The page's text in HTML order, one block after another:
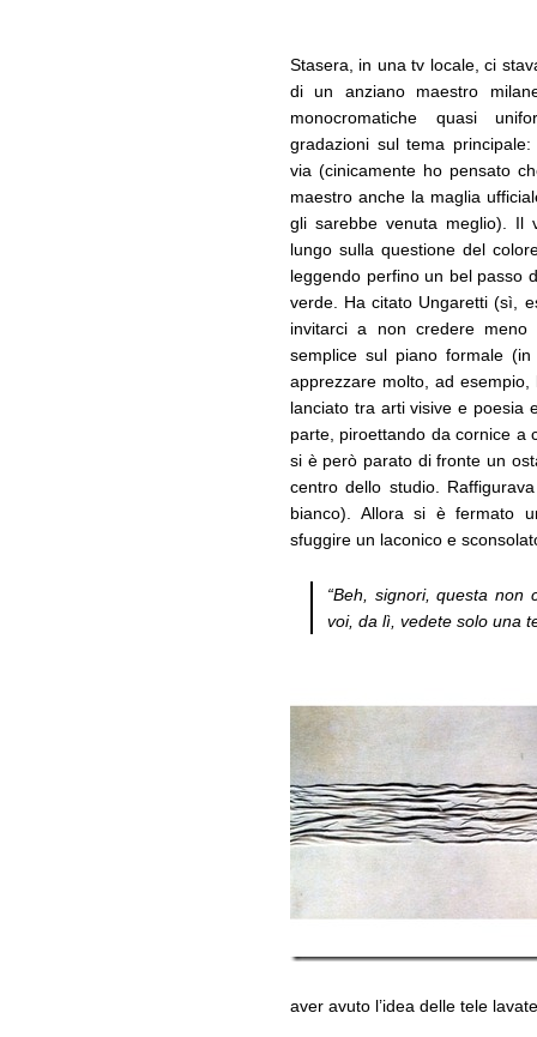
Stasera, in una tv locale, ci
di un anziano maestro
monocromatiche quasi
gradazioni sul tema
via (cinicamente ho pensato
maestro anche la maglia
gli sarebbe venuta meglio). Il
lungo sulla questione del
leggendo perfino un bel passo
verde. Ha citato Ungaretti (sì,
invitarci a non credere meno
semplice sul piano formale
apprezzare molto, ad
lanciato tra arti visive e poesia
parte, piroettando da cornice a
si è però parato di fronte un
centro dello studio.
bianco). Allora si è fermato
sfuggire un laconico e
“Beh, signori, questa non
voi, da lì, vedete solo una
aver avuto l’idea delle tele